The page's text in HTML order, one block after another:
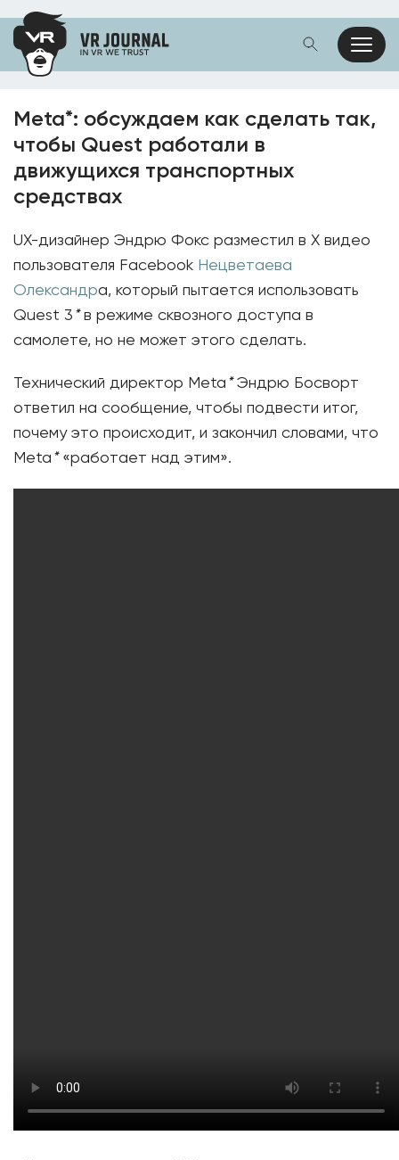
Meta*: обсуждаем как сделать так,
чтобы Quest работали в
движущихся транспортных
средствах
UX-дизайнер Эндрю Фокс разместил в X видео
пользователя Facebook Нецветаева
Олександра, который пытается использовать
Quest 3 *в режиме сквозного доступа в
самолете, но не может этого сделать.
Технический директор Meta *Эндрю Босворт
ответил на сообщение, чтобы подвести итог,
почему это происходит, и закончил словами, что
Meta *«работает над этим».